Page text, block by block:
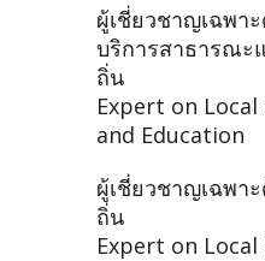
ผู้เชี่ยวชาญเฉพา
บริการสาธารณะ
ถิ่น
Expert on Local
and Education
ผู้เชี่ยวชาญเฉพา
ถิ่น
Expert on Local